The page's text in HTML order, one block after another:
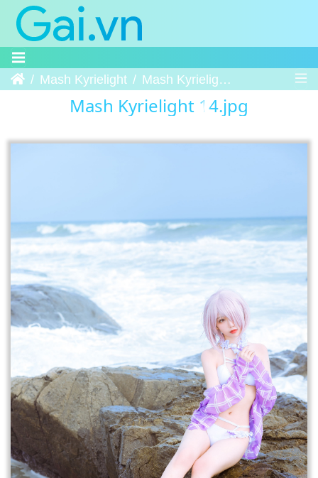
Trang chủMash Kyrielight Mash Kyrielight 14
Mash Kyrielight 14.jpg